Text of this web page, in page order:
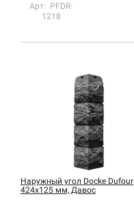
Арт: PFDR-
1218
Наружный угол Docke Dufour
424х125 мм, Давос